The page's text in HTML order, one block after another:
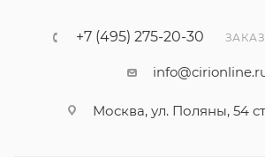
+7 (495) 275-20-30
Москва, ул. Поляны, 54